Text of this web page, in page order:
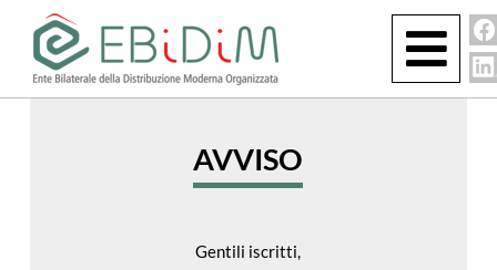
AVVISO
Gentili iscritti,